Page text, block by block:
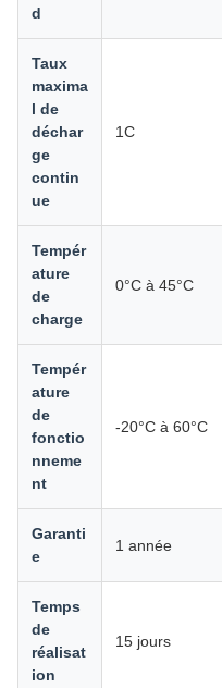
d
Taux
maxima
l de
déchar
ge
contin
ue
1C
Tempér
ature
de
charge
0°C à 45°C
Tempér
ature
de
fonctio
nneme
nt
-20°C à 60°C
Garanti
e
1 année
Temps
de
réalisat
ion
15 jours